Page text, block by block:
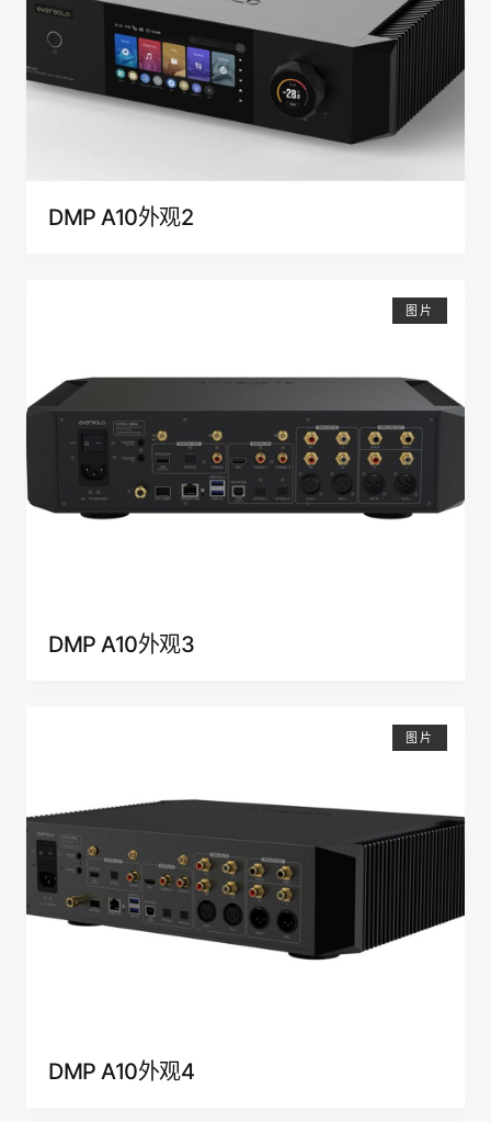
DMP A10外观2
图片
DMP A10外观3
图片
DMP A10外观4